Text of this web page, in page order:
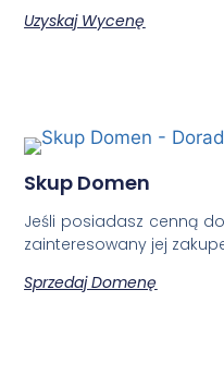
Uzyskaj Wycenę
Skup Domen
Jeśli posiadasz cenną
zainteresowany jej
Sprzedaj Domenę